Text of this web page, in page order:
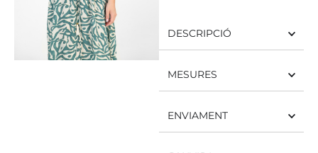
DESCRIPCIÓ
MESURES
ENVIAMENT